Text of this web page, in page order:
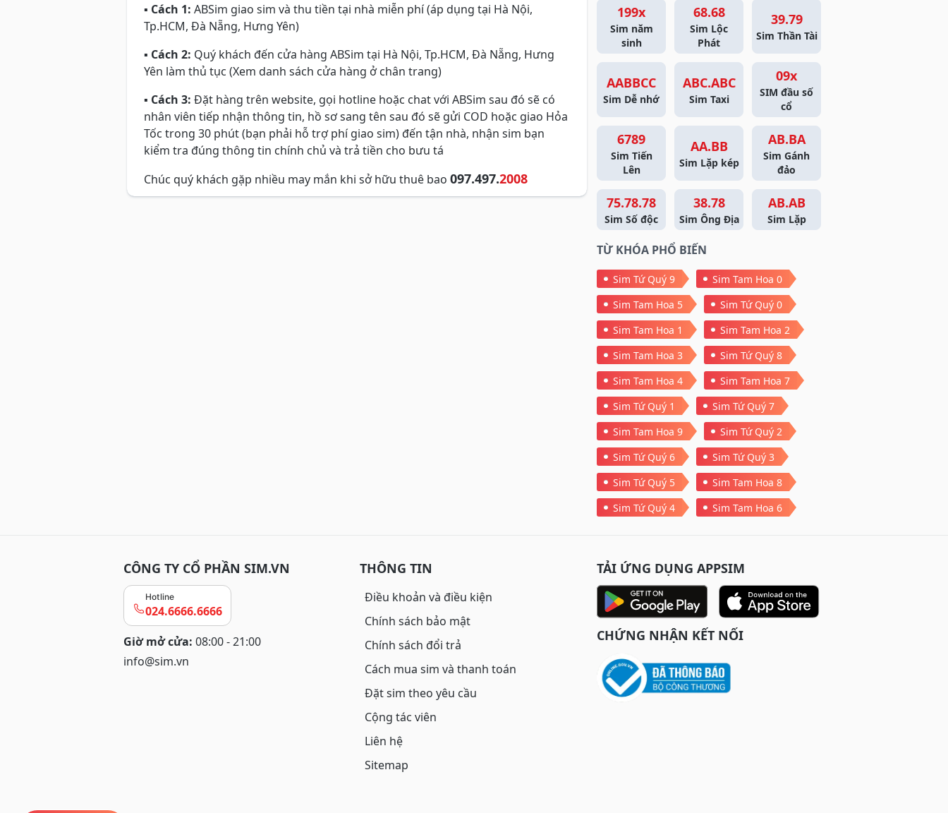
▪ Cách 1: ABSim giao sim và thu tiền tại nhà miễn phí (áp dụng tại Hà Nội,
Tp.HCM, Đà Nẵng, Hưng Yên)
▪ Cách 2: Quý khách đến cửa hàng ABSim tại Hà Nội, Tp.HCM, Đà Nẵng, Hưng
Yên làm thủ tục (Xem danh sách cửa hàng ở chân trang)
▪ Cách 3: Đặt hàng trên website, gọi hotline hoặc chat với ABSim sau đó sẽ có
nhân viên tiếp nhận thông tin, hồ sơ sang tên sau đó sẽ gửi COD hoặc giao Hỏa
Tốc trong 30 phút (bạn phải hỗ trợ phí giao sim) đến tận nhà, nhận sim bạn
kiểm tra đúng thông tin chính chủ và trả tiền cho bưu tá
Chúc quý khách gặp nhiều may mắn khi sở hữu thuê bao 097.497.2008
199x
Sim năm
sinh
68.68
Sim Lộc
Phát
39.79
Sim Thần Tài
AABBCC
Sim Dễ nhớ
ABC.ABC
Sim Taxi
09x
SIM đầu số
cổ
6789
Sim Tiến
Lên
AA.BB
Sim Lặp kép
AB.BA
Sim Gánh
đảo
75.78.78
Sim Số độc
38.78
Sim Ông Địa
AB.AB
Sim Lặp
TỪ KHÓA PHỔ BIẾN
Sim Tứ Quý 9
Sim Tam Hoa 0
Sim Tam Hoa 5
Sim Tứ Quý 0
Sim Tam Hoa 1
Sim Tam Hoa 2
Sim Tam Hoa 3
Sim Tứ Quý 8
Sim Tam Hoa 4
Sim Tam Hoa 7
Sim Tứ Quý 1
Sim Tứ Quý 7
Sim Tam Hoa 9
Sim Tứ Quý 2
Sim Tứ Quý 6
Sim Tứ Quý 3
Sim Tứ Quý 5
Sim Tam Hoa 8
Sim Tứ Quý 4
Sim Tam Hoa 6
CÔNG TY CỔ PHẦN SIM.VN
Hotline
024.6666.6666
Giờ mở cửa: 08:00 - 21:00
info@sim.vn
THÔNG TIN
Điều khoản và điều kiện
Chính sách bảo mật
Chính sách đổi trả
Cách mua sim và thanh toán
Đặt sim theo yêu cầu
Cộng tác viên
Liên hệ
Sitemap
TẢI ỨNG DỤNG APPSIM
CHỨNG NHẬN KẾT NỐI